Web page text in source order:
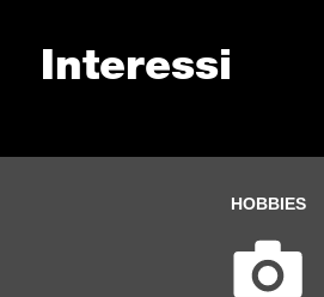
Interessi
HOBBIES